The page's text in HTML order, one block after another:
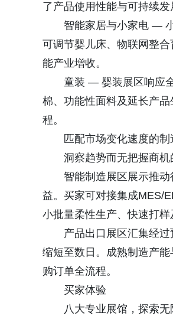
了产品使用性能与可持续发
智能家居与小家电 —
可调节婴儿床、物联网整
能产业增收。
童装 — 婴装展区响应
棉、功能性面料及延长产
程。
匹配市场变化速度的制
洞察趋势而无把握商
智能制造展区展示推
益。买家可对接集成MES/
小批量柔性生产、快速打
产品出口展区汇集经
缩短至数日。成熟制造产
购订单全流程。
买家体验
八大专业展馆，探索无